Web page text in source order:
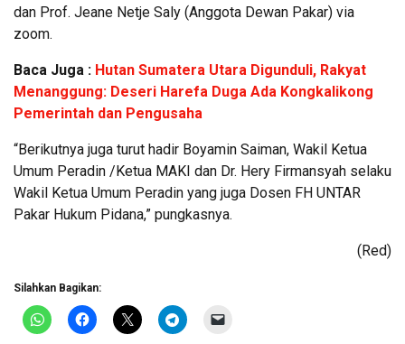
dan Prof. Jeane Netje Saly (Anggota Dewan Pakar) via
zoom.
Baca Juga : Hutan Sumatera Utara Digunduli, Rakyat
Menanggung: Deseri Harefa Duga Ada Kongkalikong
Pemerintah dan Pengusaha
“Berikutnya juga turut hadir Boyamin Saiman, Wakil Ketua
Umum Peradin /Ketua MAKI dan Dr. Hery Firmansyah selaku
Wakil Ketua Umum Peradin yang juga Dosen FH UNTAR
Pakar Hukum Pidana,” pungkasnya.
(Red)
Silahkan Bagikan: